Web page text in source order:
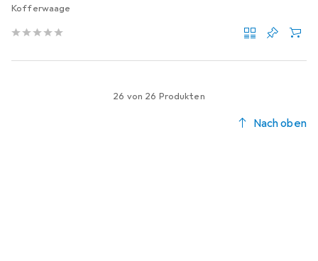
Kofferwaage
26 von 26 Produkten
Nach oben